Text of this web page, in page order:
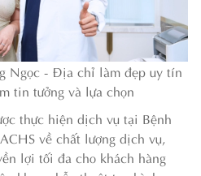
Ngọc - Địa chỉ làm đẹp uy tín
tin tưởng và lựa chọn
thực hiện dịch vụ tại Bệnh
về chất lượng dịch vụ,
lợi tối đa cho khách hàng